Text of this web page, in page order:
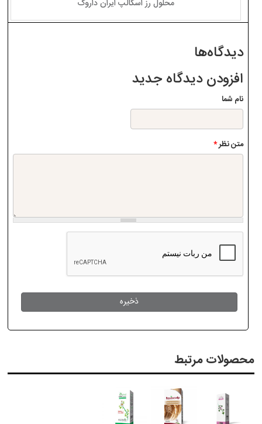
محلول رز اسکالپ ایران داروک
دیدگاه‌ها
افزودن دیدگاه جدید
نام شما
متن نظر*
محصولات مرتبط